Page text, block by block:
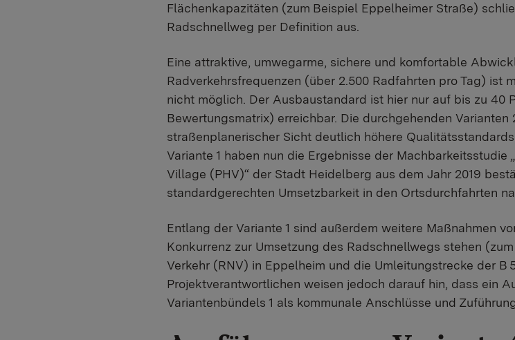
Flächenkapazitäten (zum Beispiel Eppelheimer Straße)
Radschnellweg per Definition aus.
Eine attraktive, umwegarme, sichere und komfortable
Radverkehrsfrequenzen (über 2.500 Radfahrten pro Tag) ist
nicht möglich. Der Ausbaustandard ist hier nur auf bis zu 40
Bewertungsmatrix) erreichbar. Die durchgehenden
straßenplanerischer Sicht deutlich höhere
Variante 1 haben nun die Ergebnisse der
Village (PHV)“ der Stadt Heidelberg aus dem Jahr 2019
standardgerechten Umsetzbarkeit in den Ortsdurchfahrten
Entlang der Variante 1 sind außerdem weitere Maßnahmen
Konkurrenz zur Umsetzung des Radschnellwegs stehen
Verkehr (RNV) in Eppelheim und die Umleitungstrecke der B
Projektverantwortlichen weisen jedoch darauf hin, dass ein
Variantenbündels 1 als kommunale Anschlüsse und